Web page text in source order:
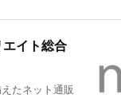
イト総合
たネット通販